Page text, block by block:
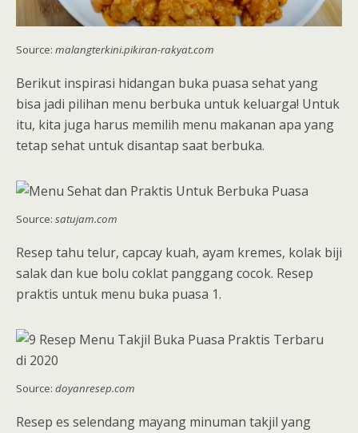
Source: malangterkini.pikiran-rakyat.com
Berikut inspirasi hidangan buka puasa sehat yang
bisa jadi pilihan menu berbuka untuk keluarga! Untuk
itu, kita juga harus memilih menu makanan apa yang
tetap sehat untuk disantap saat berbuka.
Source: satujam.com
Resep tahu telur, capcay kuah, ayam kremes, kolak biji
salak dan kue bolu coklat panggang cocok. Resep
praktis untuk menu buka puasa 1.
Source: doyanresep.com
Resep es selendang mayang minuman takjil yang